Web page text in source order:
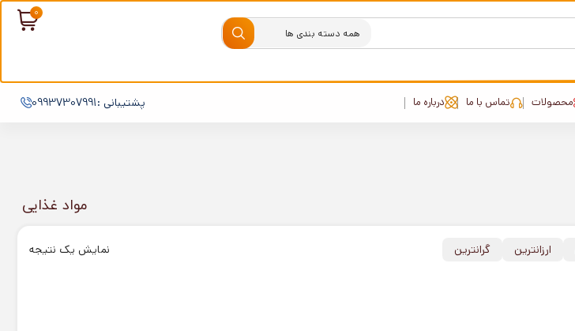
محصولات تماس با ما درباره ما پشتیبانی :09937307991
مواد غذایی
نمایش یک نتیجه ارزانترین گرانترین